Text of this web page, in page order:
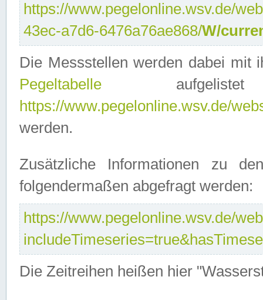
https://www.pegelonline.wsv.de/
43ec-a7d6-6476a76ae868/W/
Die Messstellen werden dabei mit
Pegeltabelle
https://www.pegelonline.wsv.de/
werden.
Zusätzliche Informationen zu
folgendermaßen abgefragt werden:
https://www.pegelonline.wsv.de/
Die Zeitreihen heißen hier